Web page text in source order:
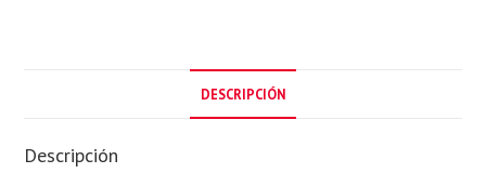
k
dI
n
l
DESCRIPCIÓN
Descripción